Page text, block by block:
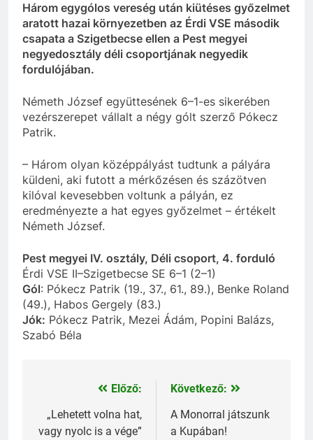
Három egygólos vereség után kiütéses győzelmet
aratott hazai környezetben az Érdi VSE második
csapata a Szigetbecse ellen a Pest megyei
negyedosztály déli csoportjának negyedik
fordulójában.
Németh József együttesének 6–1-es sikerében
vezérszerepet vállalt a négy gólt szerző Pókecz
Patrik.
– Három olyan középpályást tudtunk a pályára
küldeni, aki futott a mérkőzésen és százötven
kilóval kevesebben voltunk a pályán, ez
eredményezte a hat egyes győzelmet – értékelt
Németh József.
Pest megyei IV. osztály, Déli csoport, 4. forduló
Érdi VSE II–Szigetbecse SE 6–1 (2–1)
Gól: Pókecz Patrik (19., 37., 61., 89.), Benke Roland
(49.), Habos Gergely (83.)
Jók: Pókecz Patrik, Mezei Ádám, Popini Balázs,
Szabó Béla
Bejegyzés
navigáció
Előző:
„Lehetett volna hat,
vagy nyolc is a vége”
Következő:
A Monorral játszunk
a Kupában!